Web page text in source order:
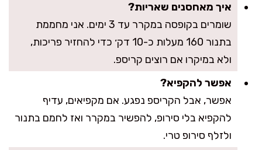
איך מאחסנים שאריות?
שומרים בקופסה במקרר עד 3 ימים. אני מחממת
בתנור 160 מעלות כ-10 דק׳ כדי להחזיר פריכות,
ולא במיקרו אם רוצים קריספ.
אפשר להקפיא?
אפשר, אבל הקריספ נפגע. אם מקפיאים, עדיף
להקפיא בלי סירופ, להפשיר במקרר ואז לחמם בתנור
ולזלף סירופ טרי.